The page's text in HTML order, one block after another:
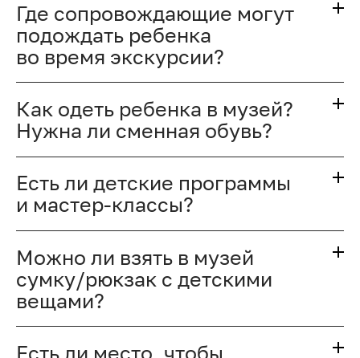
Где сопровождающие могут
подождать ребенка
во время экскурсии?
Как одеть ребенка в музей?
Нужна ли сменная обувь?
Есть ли детские программы
и мастер-классы?
Можно ли взять в музей
сумку/рюкзак с детскими
вещами?
Есть ли место, чтобы